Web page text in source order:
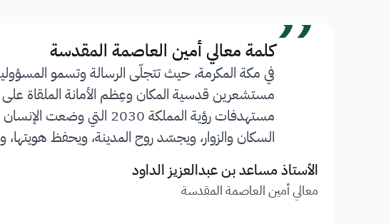
”كلمة معالي أمين العاصمة المقدسة
في مكة المكرمة، حيث تتجلّى الرسالة وتسمو
مستشعرين قدسية المكان وعِظم الأمانة الملقاة
مستهدفات رؤية المملكة
السكان والزوار، ويجسّد روح المدينة، ويحفظ هويتها،
الأستاذ مساعد بن عبدالعزيز الداود
معالي أمين العاصمة المقدسة